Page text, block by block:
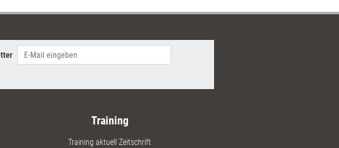
Wissensmanagement,
Training
Training aktuell Zeitschrift